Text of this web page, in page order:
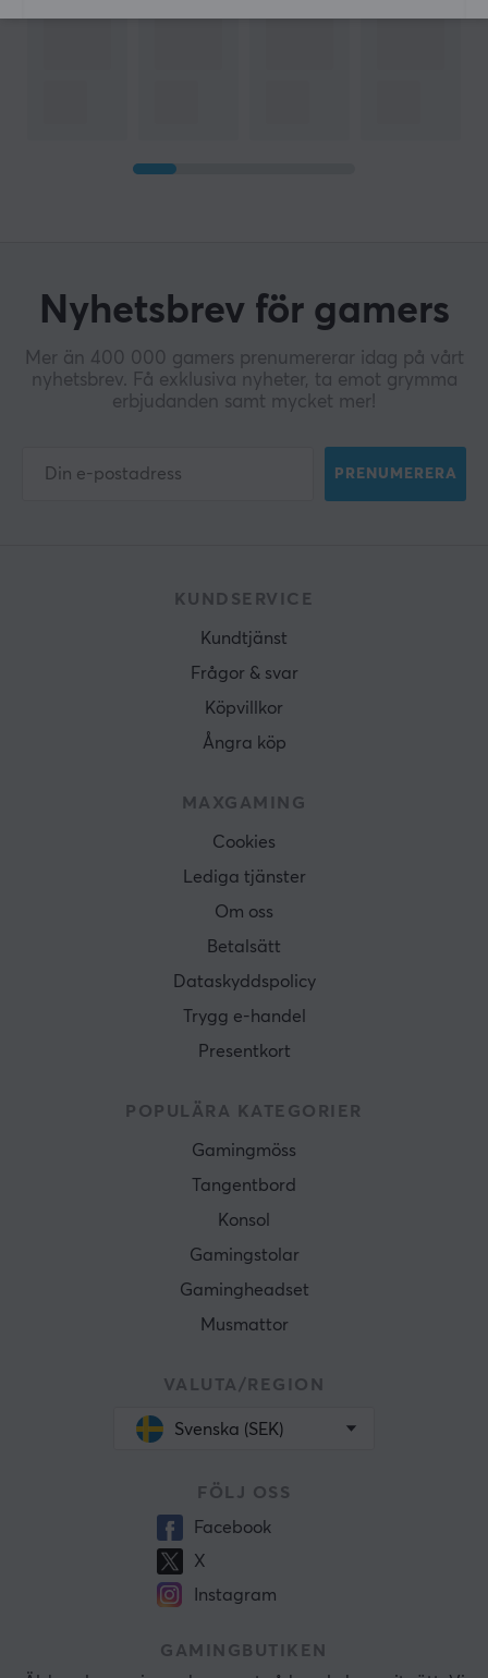
Nyhetsbrev för gamers
Mer än 400 000 gamers prenumererar idag på vårt
nyhetsbrev. Få exklusiva nyheter, ta emot grymma
erbjudanden samt mycket mer!
PRENUMERERA
KUNDSERVICE
Kundtjänst
Frågor & svar
Köpvillkor
Ångra köp
MAXGAMING
Cookies
Lediga tjänster
Om oss
Betalsätt
Dataskyddspolicy
Trygg e-handel
Presentkort
POPULÄRA KATEGORIER
Gamingmöss
Tangentbord
Konsol
Gamingstolar
Gamingheadset
Musmattor
VALUTA/REGION
Svenska (SEK)
FÖLJ OSS
Facebook
X
Instagram
GAMINGBUTIKEN